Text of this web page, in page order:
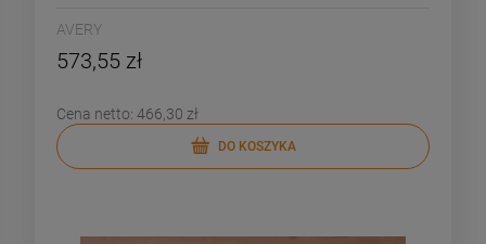
AVERY
573,55 zł
Cena netto: 466,30 zł
DO KOSZYKA